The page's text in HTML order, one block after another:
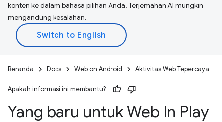
konten ke dalam bahasa pilihan Anda. Terjemahan AI mungkin
mengandung kesalahan.
Beranda Docs Web on Android Aktivitas Web Tepercaya
Apakah informasi ini membantu?
Yang baru untuk Web In Play